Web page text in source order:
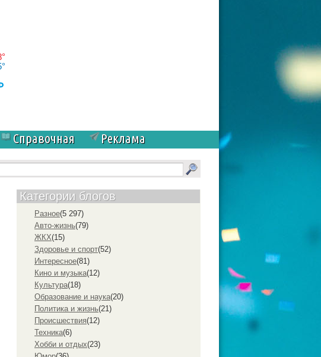
Справочная
Реклама
Категории блогов
Разное(5 297)
Авто-жизнь(79)
ЖКХ(15)
Здоровье и спорт(52)
Интересное(81)
Кино и музыка(12)
Культура(18)
Образование и наука(20)
Политика и жизнь(21)
Проиcшествия(12)
Техника(6)
Хобби и отдых(23)